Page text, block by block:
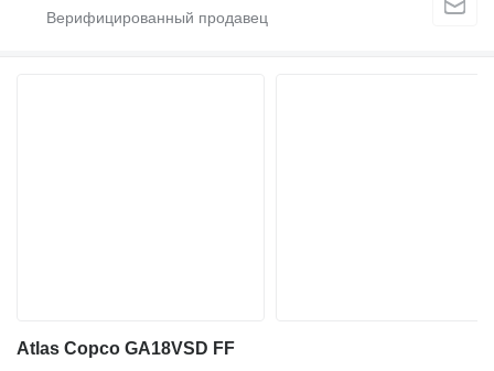
Atlas Copco GA18VSD FF